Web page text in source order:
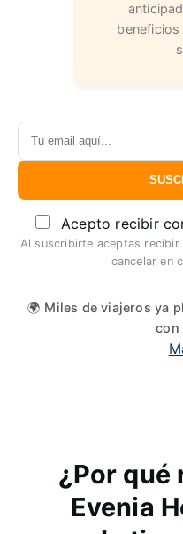
beneficios
Acepto recibir
Al suscribirte aceptas recibir
cancelar en
🌍 Miles de viajeros ya
con
¿Por qué
Evenia